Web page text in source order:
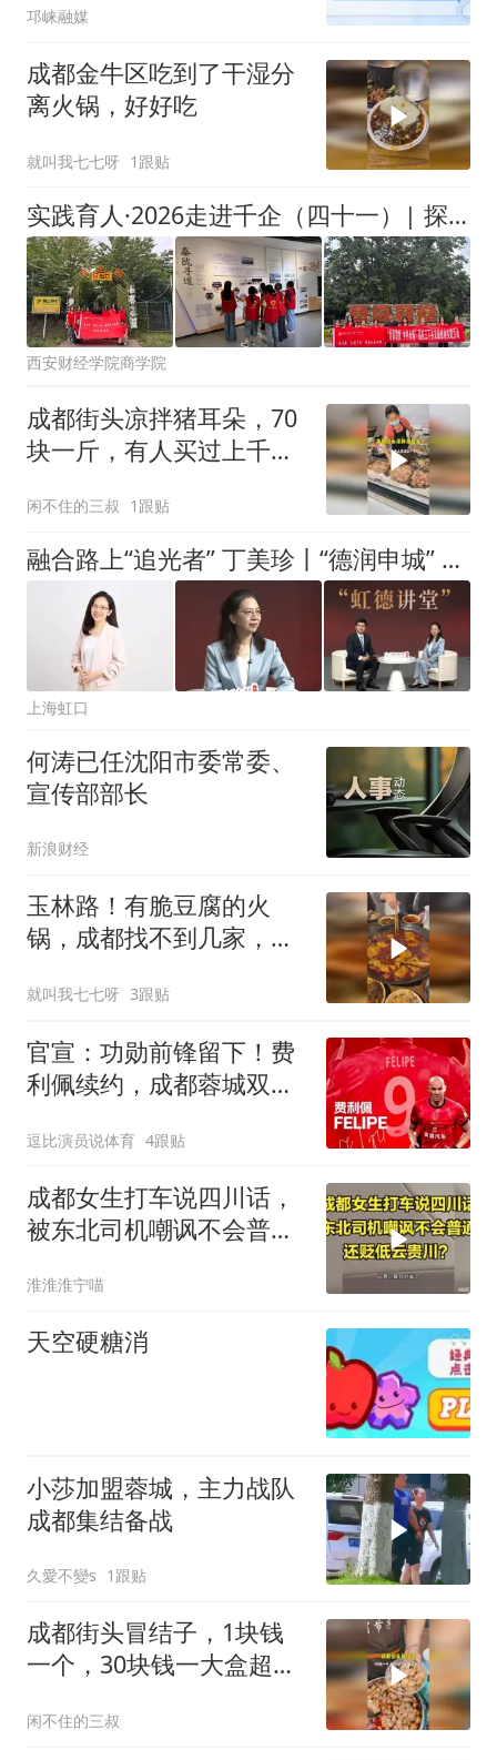
邛崃融媒
成都金牛区吃到了干湿分
离火锅，好好吃
就叫我七七呀 1跟贴
实践育人·2026走进千企（四十一）| 探访永寿生态园区，以青年实干激活乡土产业新动能[梅好长安队（3）]
西安财经学院商学院
成都街头凉拌猪耳朵，70
块一斤，有人买过上千块
闲不住的三叔 1跟贴
融合路上“追光者” 丁美珍丨“德润申城” 新时代好榜样直播间
上海虹口
何涛已任沈阳市委常委、
宣传部部长
新浪财经
玉林路！有脆豆腐的火
锅，成都找不到几家，真
就叫我七七呀 3跟贴
官宣：功勋前锋留下！费
利佩续约，成都蓉城双线
逗比演员说体育 4跟贴
成都女生打车说四川话，
被东北司机嘲讽不会普通
淮淮淮宁喵
天空硬糖消
小莎加盟蓉城，主力战队
成都集结备战
久愛不變s 1跟贴
成都街头冒结子，1块钱
一个，30块钱一大盒超满
闲不住的三叔